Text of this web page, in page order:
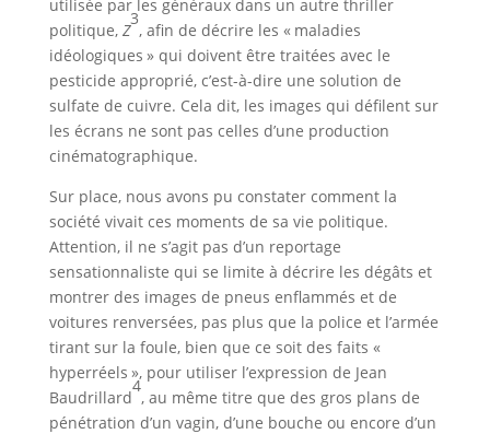
utilisée par les généraux dans un autre thriller
politique, Z
3
, afin de décrire les « maladies
idéologiques » qui doivent être traitées avec le
pesticide approprié, c’est-à-dire une solution de
sulfate de cuivre. Cela dit, les images qui défilent sur
les écrans ne sont pas celles d’une production
cinématographique.
Sur place, nous avons pu constater comment la
société vivait ces moments de sa vie politique.
Attention, il ne s’agit pas d’un reportage
sensationnaliste qui se limite à décrire les dégâts et
montrer des images de pneus enflammés et de
voitures renversées, pas plus que la police et l’armée
tirant sur la foule, bien que ce soit des faits «
hyperréels », pour utiliser l’expression de Jean
Baudrillard
4
, au même titre que des gros plans de
pénétration d’un vagin, d’une bouche ou encore d’un